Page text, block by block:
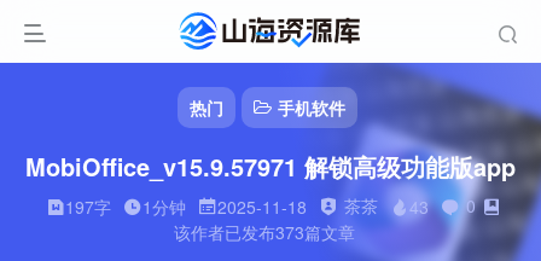
热门 手机软件
MobiOffice_v15.9.57971 解锁高级功能版app
197字 1分钟 2025-11-18 茶茶 43
0
该作者已发布373篇文章